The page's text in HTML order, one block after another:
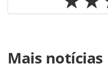
https://
estatisticas/2021/11/latam-
Mais notícias